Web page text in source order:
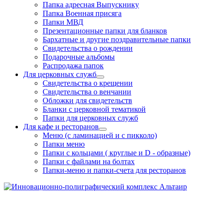
Папка адресная Выпускнику
Папка Военная присяга
Папки МВД
Презентационные папки для бланков
Бархатные и другие поздравительные папки
Свидетельства о рождении
Подарочные альбомы
Распродажа папок
Для церковных служб
Свидетельства о крещении
Свидетельства о венчании
Обложки для свидетельств
Бланки с церковной тематикой
Папки для церковных служб
Для кафе и ресторанов
Меню (с ламинацией и с пикколо)
Папки меню
Папки с кольцами ( круглые и D - образные)
Папки с файлами на болтах
Папки-меню и папки-счета для ресторанов